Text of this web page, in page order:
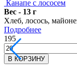
Канапе с лососем
Вес - 13 г
Хлеб, лосось,
Подробнее
195
В КОРЗИНУ